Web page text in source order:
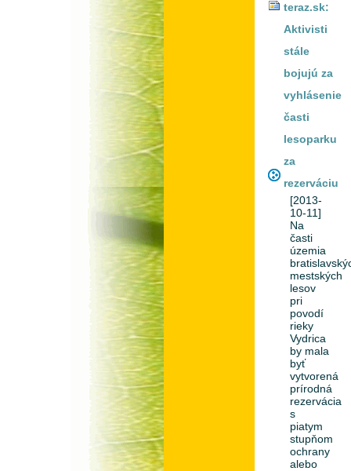
teraz.sk:
Aktivisti
stále
bojujú za
vyhlásenie
časti
lesoparku
za
rezerváciu
[2013-
10-11]
Na
časti
územia
mestských
lesov
pri
povodí
rieky
Vydrica
by mala
byť
vytvorená
prírodná
rezervácia
s
piatym
stupňom
ochrany
alebo